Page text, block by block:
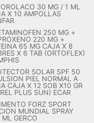
30 MG / 1 ML
X 10 AMPOLLAS
250 MG +
220 MG +
65 MG CAJA X 8
X 6 TAB (ORTOFLEX)
SOLAR SPF 50
PIEL NORMAL A
CAJA X 12 SOB X10 GR
PLUS SUN) ECAR
FORZ SPORT
MUNDIAL SPRAY
GERCO